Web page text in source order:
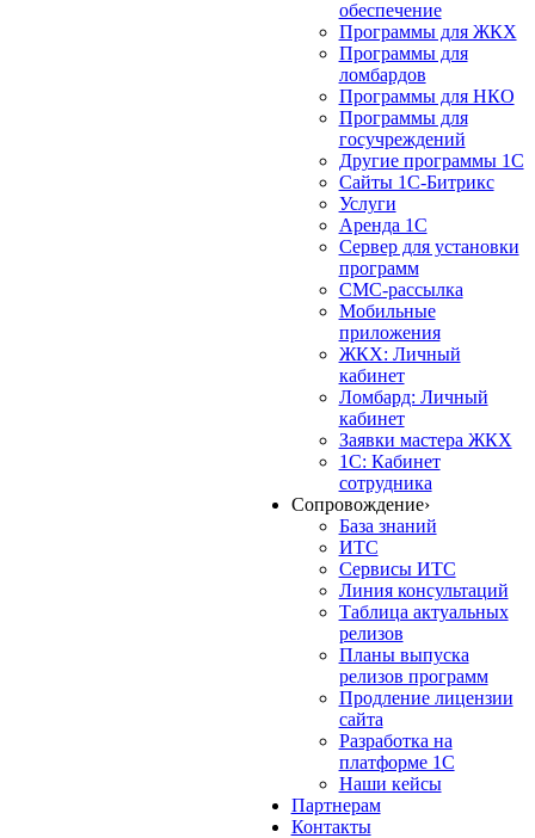
обеспечение
Программы для ЖКХ
Программы для
ломбардов
Программы для НКО
Программы для
госучреждений
Другие программы 1С
Сайты 1С-Битрикс
Услуги
Аренда 1С
Сервер для установки
программ
СМС-рассылка
Мобильные
приложения
ЖКХ: Личный
кабинет
Ломбард: Личный
кабинет
Заявки мастера ЖКХ
1С: Кабинет
сотрудника
Сопровождение›
База знаний
ИТС
Сервисы ИТС
Линия консультаций
Таблица актуальных
релизов
Планы выпуска
релизов программ
Продление лицензии
сайта
Разработка на
платформе 1С
Наши кейсы
Партнерам
Контакты